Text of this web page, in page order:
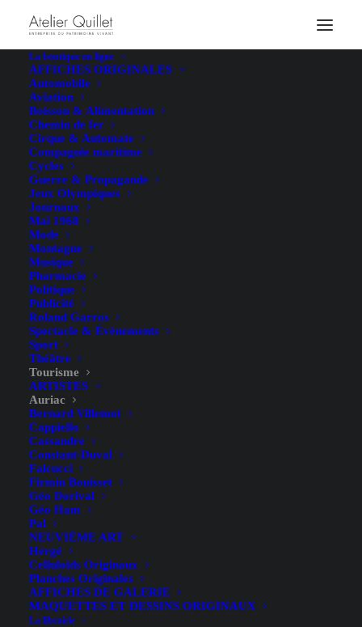
La boutique en ligne
AFFICHES ORIGINALES
Automobile
Aviation
Boisson & Alimentation
Chemin de fer
Cirque & Automate
Compagnie maritime
Cycles
Guerre & Propagande
Jeux Olympiques
Journaux
Mai 1968
Mode
Montagne
Musique
Pharmacie
Politique
Publicité
Roland Garros
Spectacle & Évènements
Sport
Théâtre
Tourisme
ARTISTES
Auriac
Bernard Villemot
Cappiello
Cassandre
Constant-Duval
Falcucci
Firmin Bouisset
Géo Dorival
Géo Ham
Pal
NEUVIÈME ART
Hergé
Celluloïds Originaux
Planches Originales
AFFICHES DE GALERIE
MAQUETTES ET DESSINS ORIGINAUX
La librairie
Mont-Saint-Michel – O.D.T
de la Manche – Auriac – 1989